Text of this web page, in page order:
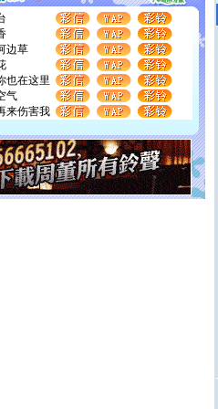
知足！千万不要忘记我！
的日子才会想起你,而是这样的日子才
扰你,告诉你,圣诞要快乐!新年要快乐!天天
祝福的心,在这个特别的日子里,愿幸福,
一切美好的祝愿与你同在.圣诞快乐!
会触电；看不到你我要充电；没有你我会
职业，想你是我事业，抱你是我特长，吻
晶之恋祝你新年快乐
我许三个愿望，一是今生今世和你在一
和你在一起；三是三生三世和你不再分
新年快乐
扭头离去那一刻，你在我身后无助地哭
边草
也在这里
气
来伤害我